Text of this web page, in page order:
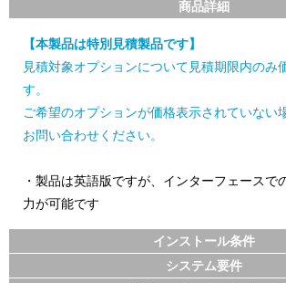
商品詳細
【本製品は特別見積製品です】
見積対象オプションについて見積期限内のみ
す。
ご希望のオプションが価格表示されていない
お問い合わせください。
・製品は英語版ですが、インターフェースで
力が可能です
インストール条件
システム要件